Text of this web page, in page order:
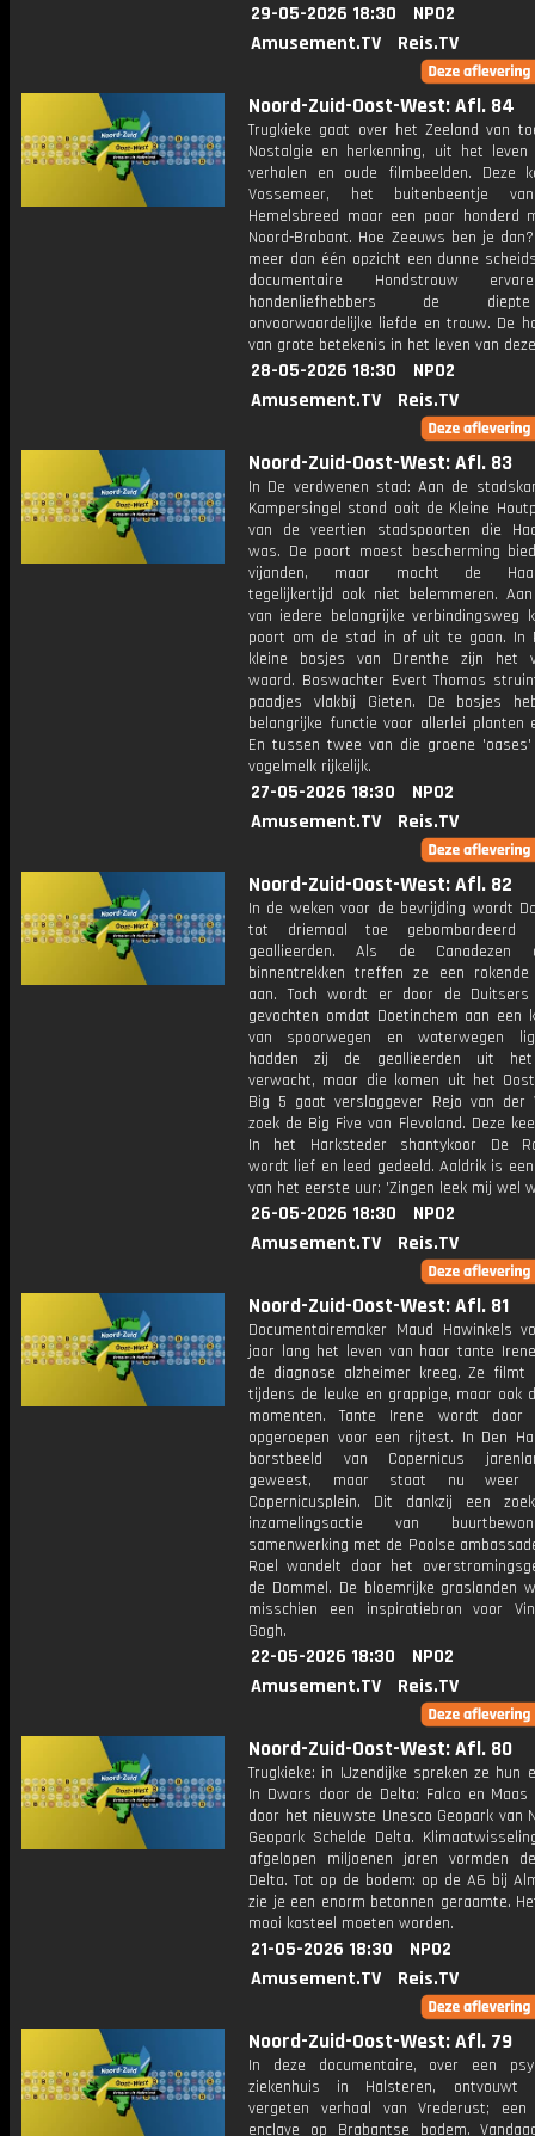
29-05-2026 18:30
NPO2
Amusement.TV
Reis.TV
Noord-Zuid-Oost-West: Afl. 84
Trugkieke gaat over het Zeeland van
Nostalgie en herkenning, uit het leven
verhalen en oude filmbeelden. Deze
Vossemeer, het buitenbeentje
Hemelsbreed maar een paar honderd
Noord-Brabant. Hoe Zeeuws ben je
meer dan één opzicht een dunne
documentaire Hondstrouw
hondenliefhebbers de
onvoorwaardelijke liefde en trouw. De
van grote betekenis in het leven van
28-05-2026 18:30
NPO2
Amusement.TV
Reis.TV
Noord-Zuid-Oost-West: Afl. 83
In De verdwenen stad: Aan de
Kampersingel stond ooit de Kleine
van de veertien stadspoorten die
was. De poort moest bescherming
vijanden, maar mocht de
tegelijkertijd ook niet belemmeren.
van iedere belangrijke verbindingsweg
poort om de stad in of uit te gaan. In
kleine bosjes van Drenthe zijn het
waard. Boswachter Evert Thomas
paadjes vlakbij Gieten. De bosjes
belangrijke functie voor allerlei planten
En tussen twee van die groene
vogelmelk rijkelijk.
27-05-2026 18:30
NPO2
Amusement.TV
Reis.TV
Noord-Zuid-Oost-West: Afl. 82
In de weken voor de bevrijding wordt
tot driemaal toe gebombardeerd
geallieerden. Als de
binnentrekken treffen ze een rokende
aan. Toch wordt er door de Duitsers
gevochten omdat Doetinchem aan een
van spoorwegen en waterwegen
hadden zij de geallieerden uit
verwacht, maar die komen uit het
Big 5 gaat verslaggever Rejo van der
zoek de Big Five van Flevoland. Deze
In het Harksteder shantykoor De
wordt lief en leed gedeeld. Aaldrik is
van het eerste uur: 'Zingen leek mij wel
26-05-2026 18:30
NPO2
Amusement.TV
Reis.TV
Noord-Zuid-Oost-West: Afl. 81
Documentairemaker Maud Hawinkels
jaar lang het leven van haar tante
de diagnose alzheimer kreeg. Ze filmt
tijdens de leuke en grappige, maar ook
momenten. Tante Irene wordt door
opgeroepen voor een rijtest. In Den
borstbeeld van Copernicus
geweest, maar staat nu
Copernicusplein. Dit dankzij een
inzamelingsactie van
samenwerking met de Poolse
Roel wandelt door het
de Dommel. De bloemrijke graslanden
misschien een inspiratiebron voor
Gogh.
22-05-2026 18:30
NPO2
Amusement.TV
Reis.TV
Noord-Zuid-Oost-West: Afl. 80
Trugkieke: in IJzendijke spreken ze hun
In Dwars door de Delta: Falco en Maas
door het nieuwste Unesco Geopark van
Geopark Schelde Delta.
afgelopen miljoenen jaren vormden
Delta. Tot op de bodem: op de A6 bij
zie je een enorm betonnen geraamte.
mooi kasteel moeten worden.
21-05-2026 18:30
NPO2
Amusement.TV
Reis.TV
Noord-Zuid-Oost-West: Afl. 79
In deze documentaire, over een
ziekenhuis in Halsteren,
vergeten verhaal van Vrederust; een
enclave op Brabantse bodem.